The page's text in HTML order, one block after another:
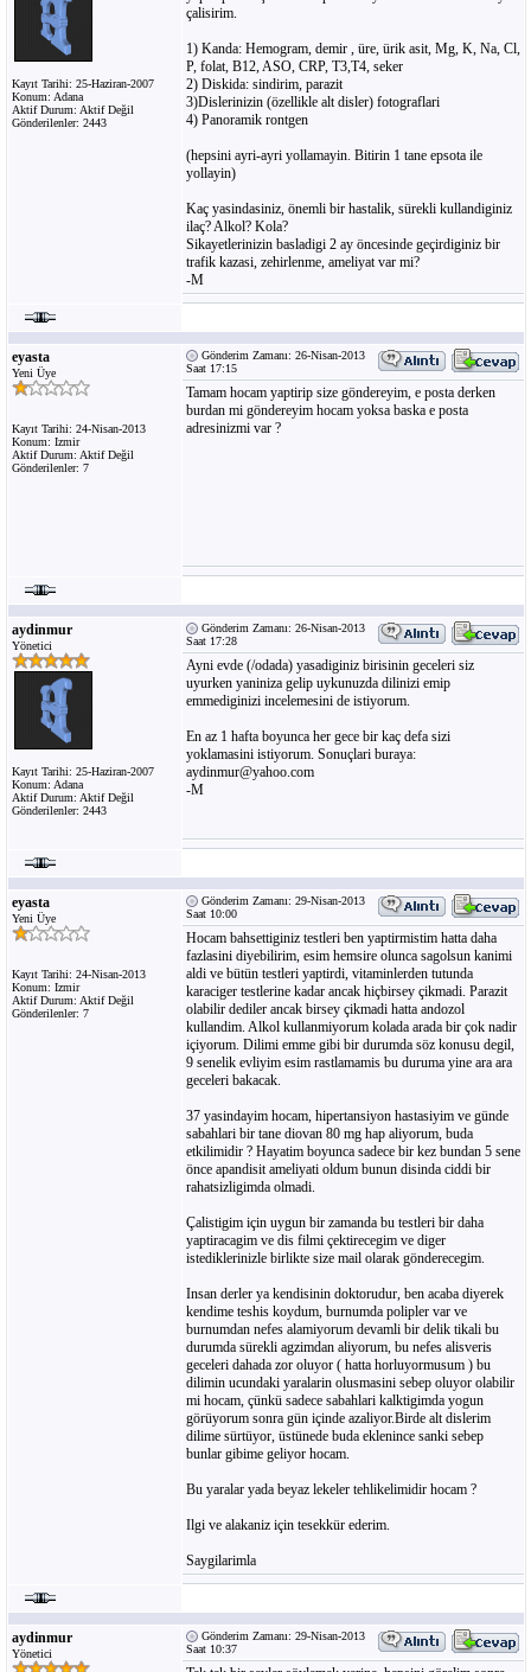
Kayıt Tarihi: 25-Haziran-2007
Konum: Adana
Aktif Durum: Aktif Değil
Gönderilenler: 2443
çalisirim.
1) Kanda: Hemogram, demir , üre, ürik asit, Mg, K, Na, Cl,
P, folat, B12, ASO, CRP, T3,T4, seker
2) Diskida: sindirim, parazit
3)Dislerinizin (özellikle alt disler) fotograflari
4) Panoramik rontgen
(hepsini ayri-ayri yollamayin. Bitirin 1 tane epsota ile
yollayin)
Kaç yasindasiniz, önemli bir hastalik, sürekli kullandiginiz
ilaç? Alkol? Kola?
Sikayetlerinizin basladigi 2 ay öncesinde geçirdiginiz bir
trafik kazasi, zehirlenme, ameliyat var mi?
-M
eyasta
Yeni Üye
Kayıt Tarihi: 24-Nisan-2013
Konum: Izmir
Aktif Durum: Aktif Değil
Gönderilenler: 7
Gönderim Zamanı: 26-Nisan-2013
Saat 17:15
Tamam hocam yaptirip size göndereyim, e posta derken
burdan mi göndereyim hocam yoksa baska e posta
adresinizmi var ?
aydinmur
Yönetici
Kayıt Tarihi: 25-Haziran-2007
Konum: Adana
Aktif Durum: Aktif Değil
Gönderilenler: 2443
Gönderim Zamanı: 26-Nisan-2013
Saat 17:28
Ayni evde (/odada) yasadiginiz birisinin geceleri siz
uyurken yaniniza gelip uykunuzda dilinizi emip
emmediginizi incelemesini de istiyorum.
En az 1 hafta boyunca her gece bir kaç defa sizi
yoklamasini istiyorum. Sonuçlari buraya:
aydinmur@yahoo.com
-M
eyasta
Yeni Üye
Kayıt Tarihi: 24-Nisan-2013
Konum: Izmir
Aktif Durum: Aktif Değil
Gönderilenler: 7
Gönderim Zamanı: 29-Nisan-2013
Saat 10:00
Hocam bahsettiginiz testleri ben yaptirmistim hatta daha
fazlasini diyebilirim, esim hemsire olunca sagolsun kanimi
aldi ve bütün testleri yaptirdi, vitaminlerden tutunda
karaciger testlerine kadar ancak hiçbirsey çikmadi. Parazit
olabilir dediler ancak birsey çikmadi hatta andozol
kullandim. Alkol kullanmiyorum kolada arada bir çok nadir
içiyorum. Dilimi emme gibi bir durumda söz konusu degil,
9 senelik evliyim esim rastlamamis bu duruma yine ara ara
geceleri bakacak.
37 yasindayim hocam, hipertansiyon hastasiyim ve günde
sabahlari bir tane diovan 80 mg hap aliyorum, buda
etkilimidir ? Hayatim boyunca sadece bir kez bundan 5 sene
önce apandisit ameliyati oldum bunun disinda ciddi bir
rahatsizligimda olmadi.
Çalistigim için uygun bir zamanda bu testleri bir daha
yaptiracagim ve dis filmi çektirecegim ve diger
istediklerinizle birlikte size mail olarak gönderecegim.
Insan derler ya kendisinin doktorudur, ben acaba diyerek
kendime teshis koydum, burnumda polipler var ve
burnumdan nefes alamiyorum devamli bir delik tikali bu
durumda sürekli agzimdan aliyorum, bu nefes alisveris
geceleri dahada zor oluyor ( hatta horluyormusum ) bu
dilimin ucundaki yaralarin olusmasini sebep oluyor olabilir
mi hocam, çünkü sadece sabahlari kalktigimda yogun
görüyorum sonra gün içinde azaliyor.Birde alt dislerim
dilime sürtüyor, üstünede buda eklenince sanki sebep
bunlar gibime geliyor hocam.
Bu yaralar yada beyaz lekeler tehlikelimidir hocam ?
Ilgi ve alakaniz için tesekkür ederim.
Saygilarimla
aydinmur
Yönetici
Gönderim Zamanı: 29-Nisan-2013
Saat 10:37